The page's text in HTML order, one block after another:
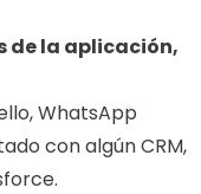
de la aplicación,
WhatsApp
con algún CRM,